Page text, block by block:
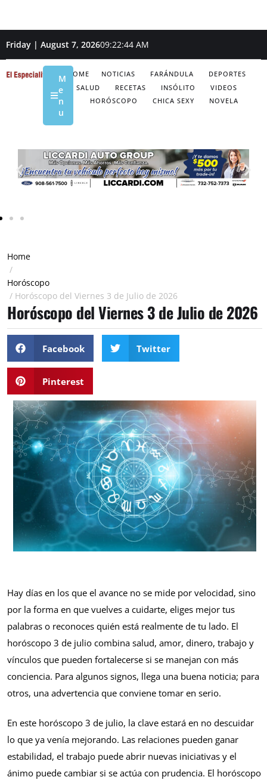
Friday | August 7, 202609:22:45 AM
HOME NOTICIAS FARÁNDULA
DEPORTES
SALUD
RECETAS INSÓLITO
VIDEOS
HORÓSCOPO
CHICA SEXY NOVELA
M
e
n
u
Home
/
Horóscopo
/ Horóscopo del Viernes 3 de Julio de 2026
Horóscopo del Viernes 3 de Julio de 2026
Facebook Twitter
Pinterest
Hay días en los que el avance no se mide por velocidad, sino
por la forma en que vuelves a cuidarte, eliges mejor tus
palabras o reconoces quién está realmente de tu lado. El
horóscopo 3 de julio combina salud, amor, dinero, trabajo y
vínculos que pueden fortalecerse si se manejan con más
conciencia. Para algunos signos, llega una buena noticia; para
otros, una advertencia que conviene tomar en serio.
En este horóscopo 3 de julio, la clave estará en no descuidar
lo que ya venía mejorando. Las relaciones pueden ganar
estabilidad, el trabajo puede abrir nuevas iniciativas y el
ánimo puede cambiar si se actúa con prudencia. El horóscopo